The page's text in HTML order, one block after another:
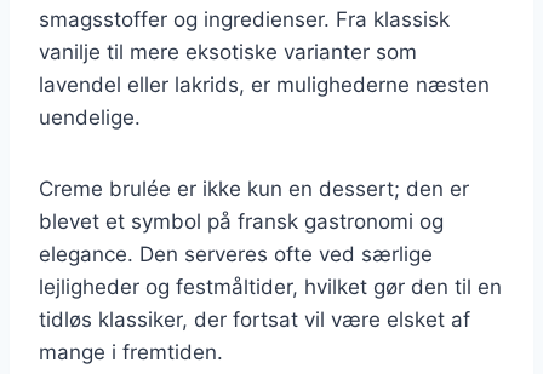
smagsstoffer og ingredienser. Fra klassisk
vanilje til mere eksotiske varianter som
lavendel eller lakrids, er mulighederne næsten
uendelige.
Creme brulée er ikke kun en dessert; den er
blevet et symbol på fransk gastronomi og
elegance. Den serveres ofte ved særlige
lejligheder og festmåltider, hvilket gør den til en
tidløs klassiker, der fortsat vil være elsket af
mange i fremtiden.